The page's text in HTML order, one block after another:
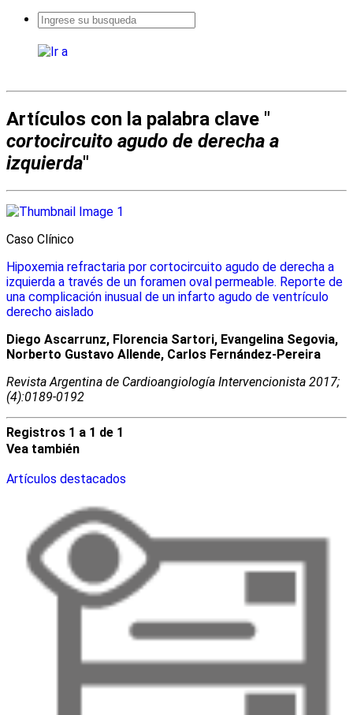
Artículos con la palabra clave "
cortocircuito agudo de derecha a
izquierda"
Caso Clínico
Hipoxemia refractaria por cortocircuito agudo de derecha a
izquierda a través de un foramen oval permeable. Reporte de
una complicación inusual de un infarto agudo de ventrículo
derecho aislado
Diego Ascarrunz, Florencia Sartori, Evangelina Segovia,
Norberto Gustavo Allende, Carlos Fernández-Pereira
Revista Argentina de Cardioangiologí­a Intervencionista 2017;
(4):0189-0192
Registros 1 a 1 de 1
Vea también
Artículos destacados